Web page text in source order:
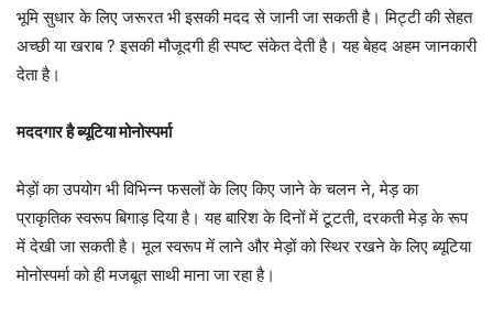
भूमि सुधार के लिए जरूरत भी इसकी मदद से जानी जा सकती है। मिट्टी की सेहत
अच्छी या खराब ? इसकी मौजूदगी ही स्पष्ट संकेत देती है। यह बेहद अहम जानकारी
देता है।
मददगार है ब्यूटिया मोनोस्पर्मा
मेड़ों का उपयोग भी विभिन्न फसलों के लिए किए जाने के चलन ने, मेड़ का
प्राकृतिक स्वरूप बिगाड़ दिया है। यह बारिश के दिनों में टूटती, दरकती मेड़ के रूप
में देखी जा सकती है। मूल स्वरूप में लाने और मेड़ों को स्थिर रखने के लिए ब्यूटिया
मोनोस्पर्मा को ही मजबूत साथी माना जा रहा है।